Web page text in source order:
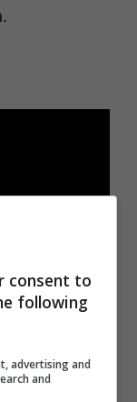
consent to
following
advertising and
and